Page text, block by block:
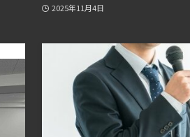
2025年11月4日